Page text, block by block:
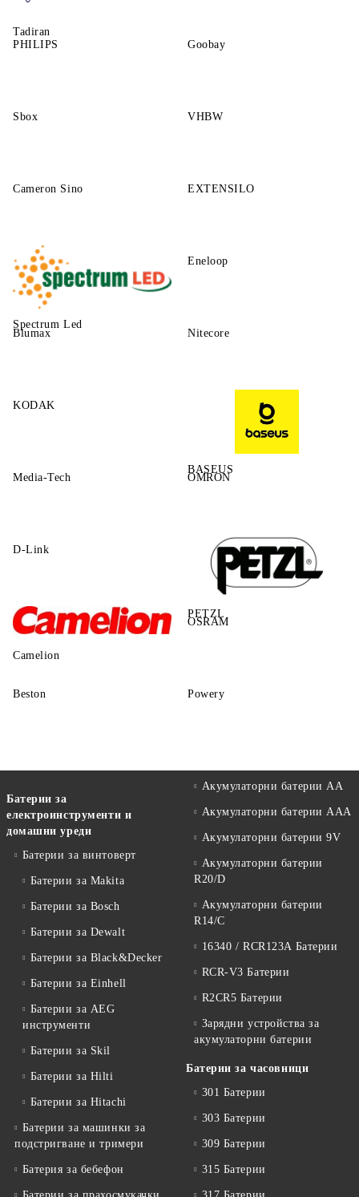
Tadiran
PHILIPS Goobay
Sbox VHBW
Cameron Sino EXTENSILO
Spectrum Led
Eneloop
Blumax Nitecore
KODAK
BASEUS
Media-Tech OMRON
D-Link
PETZL
Camelion
OSRAM
Beston Powery
Батерии за
електроинструменти и
домашни уреди
Батерии за винтоверт
Батерии за Makita
Батерии за Bosch
Батерии за Dewalt
Батерии за Black&Decker
Батерии за Einhell
Батерии за AEG
инструменти
Батерии за Skil
Батерии за Hilti
Батерии за Hitachi
Батерии за машинки за
подстригване и тримери
Батерия за бебефон
Акумулаторни батерии АА
Акумулаторни батерии AAA
Акумулаторни батерии 9V
Акумулаторни батерии
R20/D
Акумулаторни батерии
R14/C
16340 / RCR123A Батерии
RCR-V3 Батерии
R2CR5 Батерии
Зарядни устройства за
акумулаторни батерии
Батерии за часовници
301 Батерии
303 Батерии
309 Батерии
315 Батерии